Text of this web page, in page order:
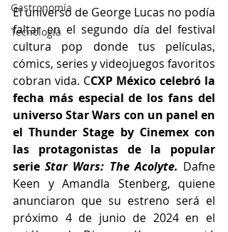
Gastronomía
Tecnología
El universo de George Lucas no podía
faltar en el segundo día del festival
cultura pop donde tus películas,
cómics, series y videojuegos favoritos
cobran vida. CCXP México celebró la
fecha más especial de los fans del
universo Star Wars con un panel en
el Thunder Stage by Cinemex con
las protagonistas de la popular
serie Star Wars: The Acolyte. Dafne
Keen y Amandla Stenberg, quiene
anunciaron que su estreno será el
próximo 4 de junio de 2024 en el